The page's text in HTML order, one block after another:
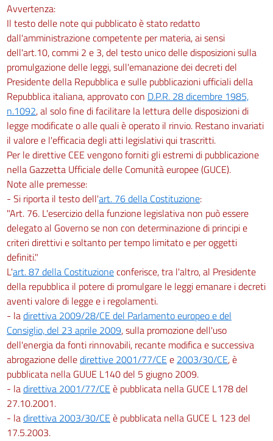
Avvertenza:
Il testo delle note qui pubblicato è stato redatto
dall'amministrazione competente per materia, ai sensi
dell'art.10, commi 2 e 3, del testo unico delle disposizioni sulla
promulgazione delle leggi, sull'emanazione dei decreti del
Presidente della Repubblica e sulle pubblicazioni ufficiali della
Repubblica italiana, approvato con D.P.R. 28 dicembre 1985,
n.1092, al solo fine di facilitare la lettura delle disposizioni di
legge modificate o alle quali è operato il rinvio. Restano invariati
il valore e l'efficacia degli atti legislativi qui trascritti.
Per le direttive CEE vengono forniti gli estremi di pubblicazione
nella Gazzetta Ufficiale delle Comunità europee (GUCE).
Note alle premesse:
- Si riporta il testo dell'art. 76 della Costituzione:
"Art. 76. L'esercizio della funzione legislativa non può essere
delegato al Governo se non con determinazione di principi e
criteri direttivi e soltanto per tempo limitato e per oggetti
definiti."
L'art. 87 della Costituzioneconferisce, tra l'altro, al Presidente
della repubblica il potere di promulgare le leggi emanare i decreti
aventi valore di legge e i regolamenti.
- ladirettiva 2009/28/CE del Parlamento europeo e del
Consiglio, del 23 aprile 2009, sulla promozione dell'uso
dell'energia da fonti rinnovabili, recante modifica e successiva
abrogazione delledirettive 2001/77/CE e 2003/30/CE, è
pubblicata nella GUUE L140 del 5 giugno 2009.
- ladirettiva 2001/77/CE è pubblicata nella GUCE L178 del
27.10.2001.
- ladirettiva 2003/30/CE è pubblicata nella GUCE L 123 del
17.5.2003.